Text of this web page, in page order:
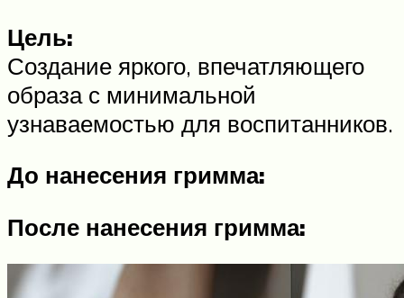
Цель:
Создание яркого, впечатляющего
образа с минимальной
узнаваемостью для воспитанников.
До нанесения гримма:
После нанесения гримма: